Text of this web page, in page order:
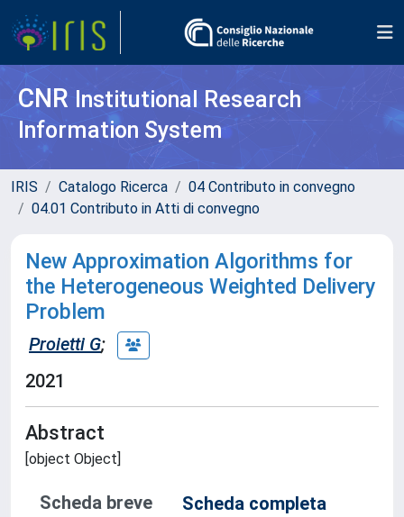
CNR Institutional Research
Information System
IRIS Catalogo Ricerca
04 Contributo in convegno
04.01 Contributo in Atti di convegno
New Approximation Algorithms for
the Heterogeneous Weighted Delivery
Problem
Proietti G;
2021
Abstract
[object Object]
Scheda breve
Scheda completa